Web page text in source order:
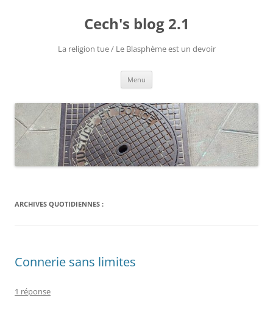
Cech's blog 2.1
La religion tue / Le Blasphème est un devoir
Menu
ARCHIVES QUOTIDIENNES :
Connerie sans limites
1 réponse